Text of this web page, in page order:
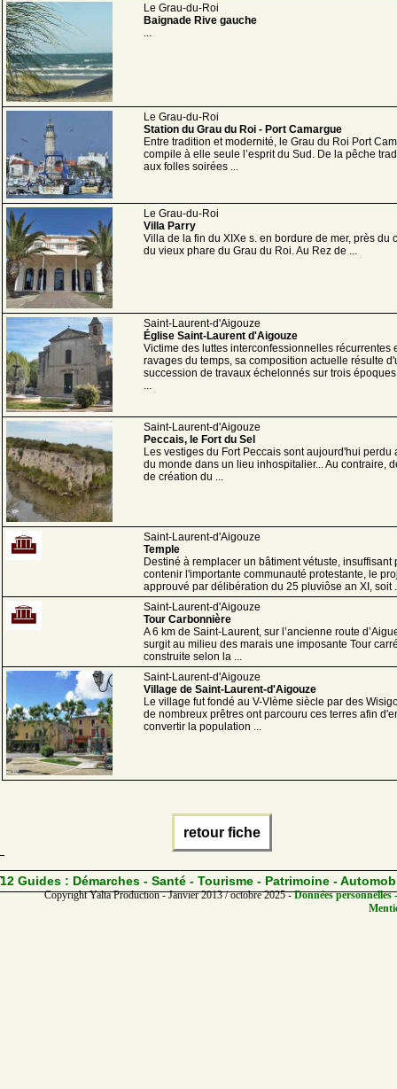
Le Grau-du-Roi
Baignade Rive gauche
...
Le Grau-du-Roi
Station du Grau du Roi - Port Camargue
Entre tradition et modernité, le Grau du Roi Port
compile à elle seule l’esprit du Sud. De la pêche
aux folles soirées ...
Le Grau-du-Roi
Villa Parry
Villa de la fin du XIXe s. en bordure de mer, près du
du vieux phare du Grau du Roi. Au Rez de ...
Saint-Laurent-d'Aigouze
Église Saint-Laurent d'Aigouze
Victime des luttes interconfessionnelles récurrentes
ravages du temps, sa composition actuelle résulte
succession de travaux échelonnés sur trois
...
Saint-Laurent-d'Aigouze
Peccais, le Fort du Sel
Les vestiges du Fort Peccais sont aujourd'hui perdu
du monde dans un lieu inhospitalier... Au contraire,
de création du ...
Saint-Laurent-d'Aigouze
Temple
Destiné à remplacer un bâtiment vétuste, insuffisant
contenir l'importante communauté protestante, le
approuvé par délibération du 25 pluviôse an XI, soit
Saint-Laurent-d'Aigouze
Tour Carbonnière
A 6 km de Saint-Laurent, sur l’ancienne route
surgit au milieu des marais une imposante Tour
construite selon la ...
Saint-Laurent-d'Aigouze
Village de Saint-Laurent-d'Aigouze
Le village fut fondé au V-VIème siècle par des
de nombreux prêtres ont parcouru ces terres afin
convertir la population ...
retour fiche
12 Guides : Démarches - Santé - Tourisme - Patrimoine -
Copyright Yalta Production - Janvier 2013 / octobre 2025 -Données personnelles